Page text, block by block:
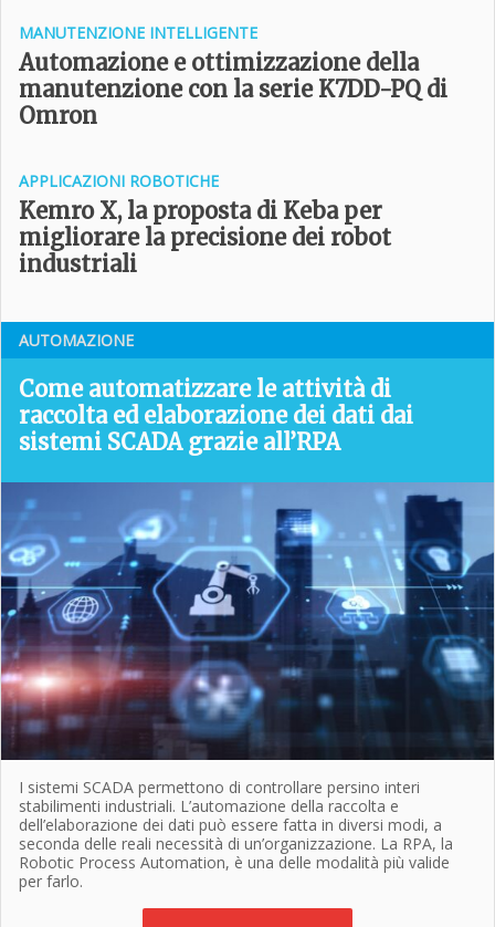
MANUTENZIONE INTELLIGENTE
Automazione e ottimizzazione della
manutenzione con la serie K7DD-PQ di
Omron
APPLICAZIONI ROBOTICHE
Kemro X, la proposta di Keba per
migliorare la precisione dei robot
industriali
AUTOMAZIONE
Come automatizzare le attività di
raccolta ed elaborazione dei dati dai
sistemi SCADA grazie all’RPA
I sistemi SCADA permettono di controllare persino interi
stabilimenti industriali. L’automazione della raccolta e
dell’elaborazione dei dati può essere fatta in diversi modi, a
seconda delle reali necessità di un’organizzazione. La RPA, la
Robotic Process Automation, è una delle modalità più valide
per farlo.